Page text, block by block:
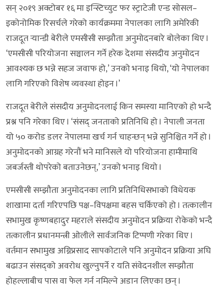
सन् २०१९ अक्टोबर १६ मा इन्स्टिच्युट फर स्ट्राटेजी एन्ड सोसल–
इकोनोमिक रिसर्चले गरेको कार्यक्रममा नेपालका लागि अमेरिकी
राजदूत र्‍यान्डी बेरीले एमसीसी सम्झौता अनुमोदनबारे बोलेका थिए ।
‘एमसीसी परियोजना सञ्चालन गर्ने हरेक देशमा संसदीय अनुमोदन
आवश्यक छ भन्ने सहज जवाफ हो,’ उनको भनाइ थियो, ‘यो नेपालका
लागि गरिएको विशेष व्यवस्था होइन ।’
राजदूत बेरीले संसदीय अनुमोदनलाई किन समस्या मानिएको हो भन्दै
प्रश्न पनि गरेका थिए । ‘संसद् जनताको प्रतिनिधि हो । नेपाली जनता
यो ५० करोड डलर नेपालमा खर्च गर्न चाहन्छन् भन्ने सुनिश्चित गर्ने हो ।
अनुमोदनको आग्रह गरेनौं भने मानिसले यो परियोजना हामीमाथि
जबर्जस्ती थोपरेको बताउनेछन्,’ उनको भनाइ थियो ।
एमसीसी सम्झौता अनुमोदनका लागि प्रतिनिधिसभाको विधेयक
शाखामा दर्ता गरिएपछि पक्ष–विपक्षमा बहस चर्किएको हो । तत्कालीन
सभामुख कृष्णबहादुर महराले संसदीय अनुमोदन प्रक्रिया रोकेको भन्दै
तत्कालीन प्रधानमन्त्री ओलीले सार्वजनिक टिप्पणी गरेका थिए ।
वर्तमान सभामुख अग्निप्रसाद सापकोटाले पनि अनुमोदन प्रक्रिया अघि
बढाउन संसद्को अवरोध खुल्नुपर्ने र यति संवेदनशील सम्झौता
होहल्लाबीच पास वा फेल गर्न नमिल्ने अडान लिएका छन् ।